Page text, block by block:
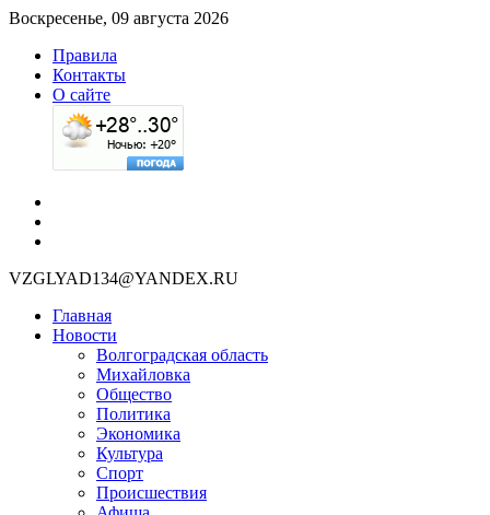
Воскресенье, 09 августа 2026
Правила
Контакты
О сайте
VZGLYAD134@YANDEX.RU
Главная
Новости
Волгоградская область
Михайловка
Общество
Политика
Экономика
Культура
Спорт
Происшествия